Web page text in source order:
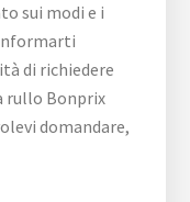
sui modi e i
di richiedere
rullo Bonprix
domandare,